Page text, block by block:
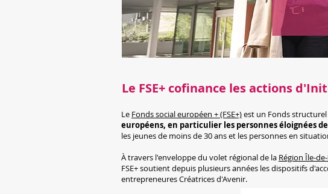
Le FSE+ cofinance les actions
Le Fonds social européen + (FSE+)est un Fonds
européens, en particulier les personnes éloignées
les jeunes de moins de 30 ans et les personnes en
À travers l'enveloppe du volet régional de la Région Île-
FSE+ soutient depuis plusieurs années les dispositifs
entrepreneures Créatrices d'Avenir.